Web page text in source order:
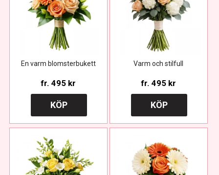
En varm blomsterbukett
fr. 495 kr
KÖP
Varm och stilfull
fr. 495 kr
KÖP